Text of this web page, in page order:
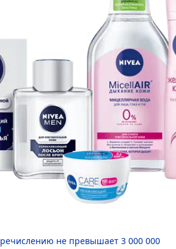
не превышает 3 000 000